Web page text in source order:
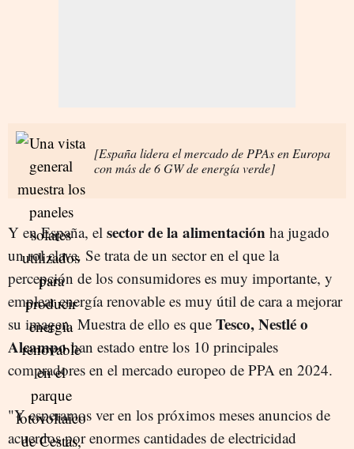
[España lidera el mercado de PPAs en Europa
con más de 6 GW de energía verde]
Y en España, el sector de la alimentación ha jugado
un rol clave. Se trata de un sector en el que la
percepción de los consumidores es muy importante, y
emplear energía renovable es muy útil de cara a mejorar
su imagen. Muestra de ello es que Tesco, Nestlé o
Alcampohan estado entre los 10 principales
compradores en el mercado europeo de PPA en 2024.
"Y esperamos ver en los próximos meses anuncios de
acuerdos por enormes cantidades de electricidad